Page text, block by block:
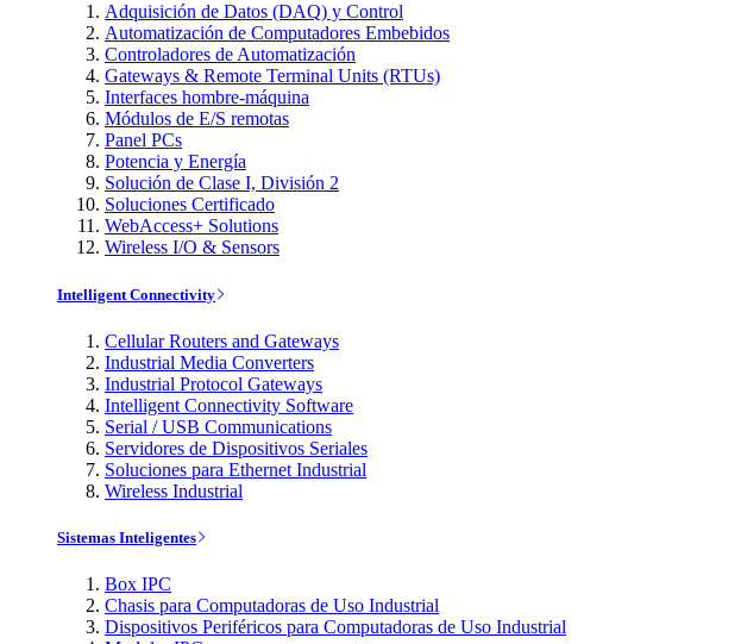
Adquisición de Datos (DAQ) y Control
Automatización de Computadores Embebidos
Controladores de Automatización
Gateways & Remote Terminal Units (RTUs)
Interfaces hombre-máquina
Módulos de E/S remotas
Panel PCs
Potencia y Energía
Solución de Clase I, División 2
Soluciones Certificado
WebAccess+ Solutions
Wireless I/O & Sensors
Intelligent Connectivity
Cellular Routers and Gateways
Industrial Media Converters
Industrial Protocol Gateways
Intelligent Connectivity Software
Serial / USB Communications
Servidores de Dispositivos Seriales
Soluciones para Ethernet Industrial
Wireless Industrial
Sistemas Inteligentes
Box IPC
Chasis para Computadoras de Uso Industrial
Dispositivos Periféricos para Computadoras de Uso Industrial